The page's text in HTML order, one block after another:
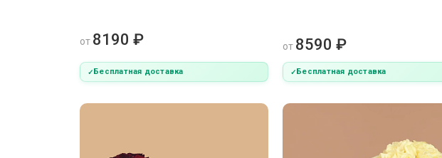
от 8190 ₽
Бесплатная доставка
от 8590 ₽
Бесплатная доставка